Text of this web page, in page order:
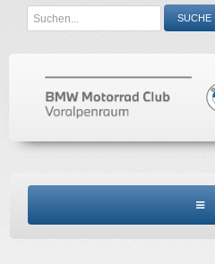
Search
...
SUCHE